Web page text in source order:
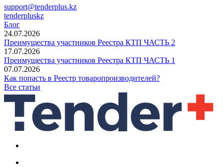
support@tenderplus.kz
tenderpluskz
Блог
24.07.2026
Преимущества участников Реестра КТП ЧАСТЬ 2
17.07.2026
Преимущества участников Реестра КТП ЧАСТЬ 1
07.07.2026
Как попасть в Реестр товаропроизводителей?
Все статьи